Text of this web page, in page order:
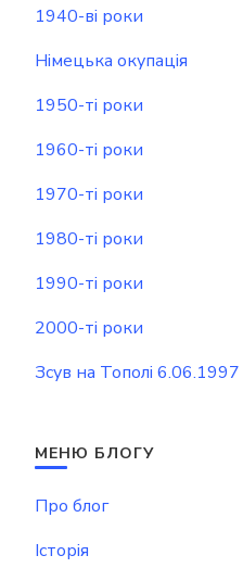
1940-ві роки
Німецька окупація
1950-ті роки
1960-ті роки
1970-ті роки
1980-ті роки
1990-ті роки
2000-ті роки
Зсув на Тополі 6.06.1997
МЕНЮ БЛОГУ
Про блог
Історія